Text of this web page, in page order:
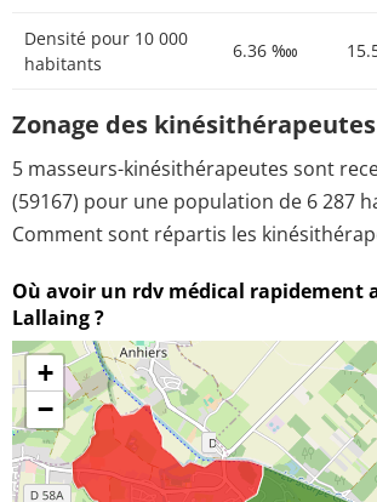
Densité pour 10 000
habitants
6.36 ‱
Zonage des
5 masseurs-kinésithérapeutes sont
(59167) pour une population de 6 287
Comment sont répartis les
Où avoir un rdv médical rapidement
Lallaing ?
+
−